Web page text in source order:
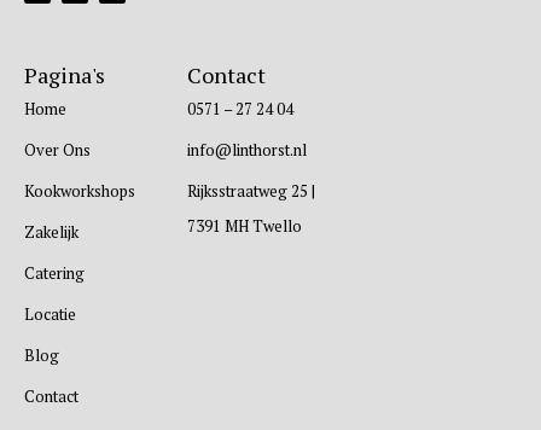
Pagina's
Home
Over Ons
Kookworkshops
Zakelijk
Catering
Locatie
Blog
Contact
Contact
0571 – 27 24 04
info@linthorst.nl
Rijksstraatweg 25 |
7391 MH Twello